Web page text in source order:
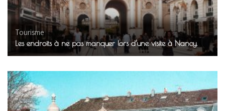
Tourisme
Les endroits à ne pas manquer lors d’une visite à Nancy.